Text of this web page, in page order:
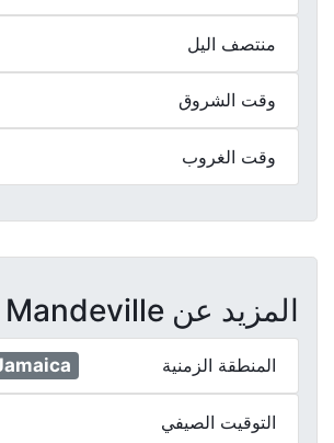
منتصف اليل
وقت الشروق
وقت الغروب
المزيد عن Mandeville
المنطقة الزمنية
التوقيت الصيفي